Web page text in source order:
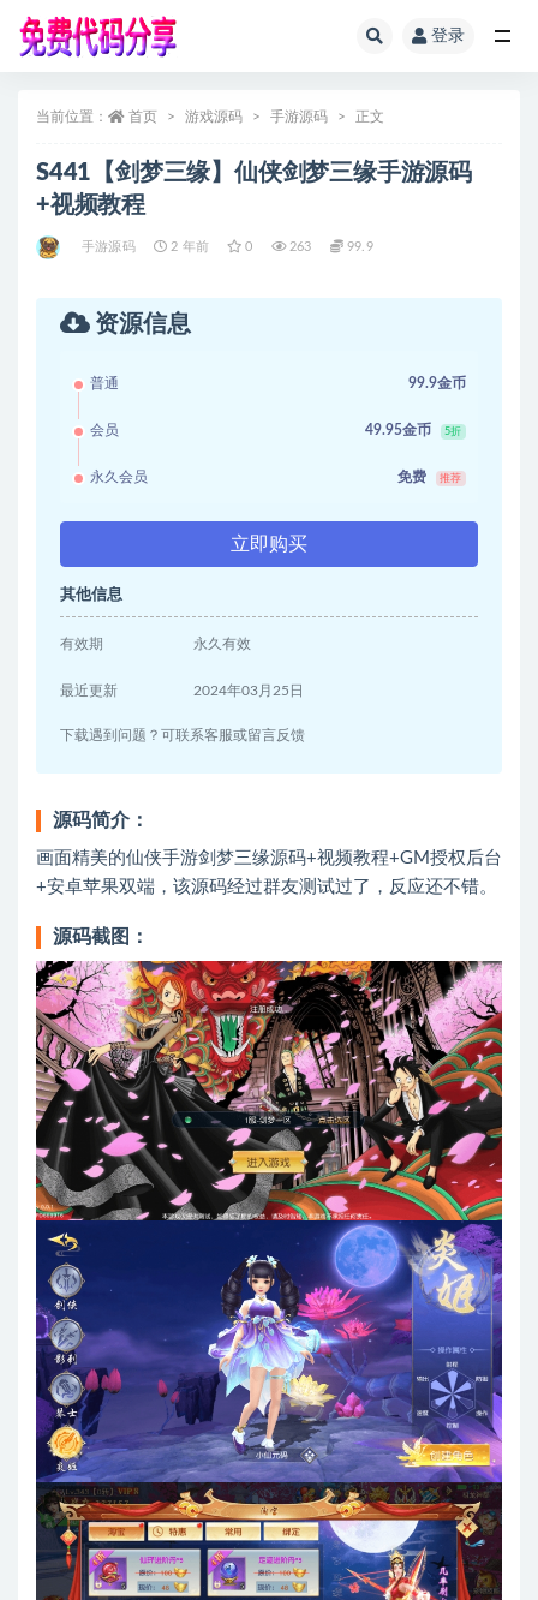
登录
当前位置： 首页 游戏源码 手游源码 正文
S441【剑梦三缘】仙侠剑梦三缘手游源码
+视频教程
手游源码 2 年前 0 263 99.9
资源信息
普通 99.9金币
会员 49.95金币 5折
永久会员 免费 推荐
立即购买
其他信息
有效期 永久有效
最近更新 2024年03月25日
下载遇到问题？可联系客服或留言反馈
源码简介：
画面精美的仙侠手游剑梦三缘源码+视频教程+GM授权后台
+安卓苹果双端，该源码经过群友测试过了，反应还不错。
源码截图：